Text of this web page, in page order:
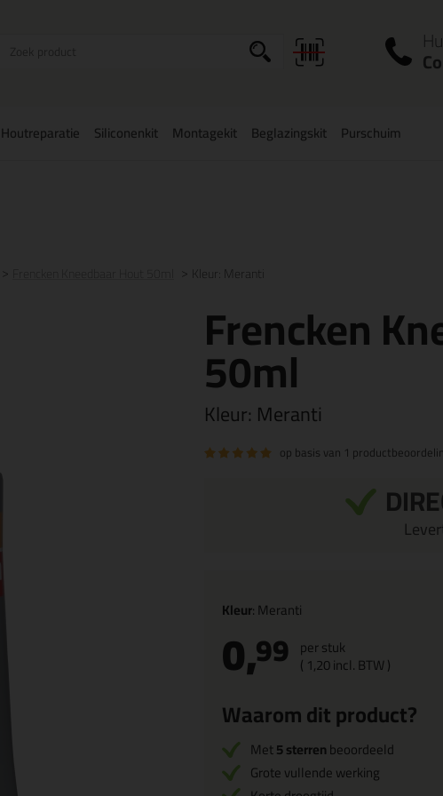
Houtreparatie Siliconenkit Montagekit Beglazingskit Purschuim
Kleur: Meranti
Frencken
50ml
Kleur: Meranti
op basis van 1
Kleur: Meranti
0,99 per stuk
( 1,20incl. BTW )
Waarom dit product?
Met5 sterrenbeoordeeld
Grote vullende werking